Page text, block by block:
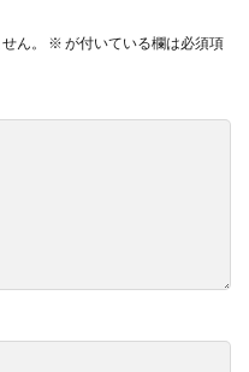
ん。 ※ が付いている欄は必須項